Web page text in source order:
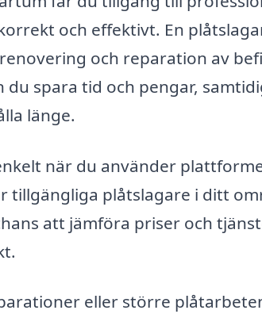
och effektivt. En
och reparation av
spara tid och pengar,
länge.
när du använder
tillgängliga plåtslagare i ditt
att jämföra priser och
eller större